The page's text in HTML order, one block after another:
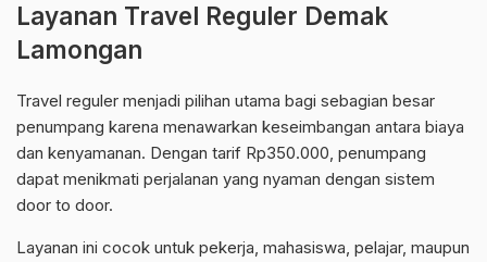
Layanan Travel Reguler Demak
Lamongan
Travel reguler menjadi pilihan utama bagi sebagian besar
penumpang karena menawarkan keseimbangan antara biaya
dan kenyamanan. Dengan tarif Rp350.000, penumpang
dapat menikmati perjalanan yang nyaman dengan sistem
door to door.
Layanan ini cocok untuk pekerja, mahasiswa, pelajar, maupun